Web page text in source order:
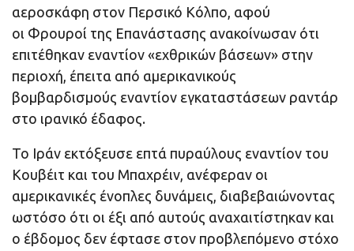
αεροσκάφη στον Περσικό Κόλπο, αφού
οι Φρουροί της Επανάστασης ανακοίνωσαν ότι
επιτέθηκαν εναντίον «εχθρικών βάσεων» στην
περιοχή, έπειτα από αμερικανικούς
βομβαρδισμούς εναντίον εγκαταστάσεων ραντάρ
στο ιρανικό έδαφος.
Το Ιράν εκτόξευσε επτά πυραύλους εναντίον του
Κουβέιτ και του Μπαχρέιν, ανέφεραν οι
αμερικανικές ένοπλες δυνάμεις, διαβεβαιώνοντας
ωστόσο ότι οι έξι από αυτούς αναχαιτίστηκαν και
ο έβδομος δεν έφτασε στον προβλεπόμενο στόχο